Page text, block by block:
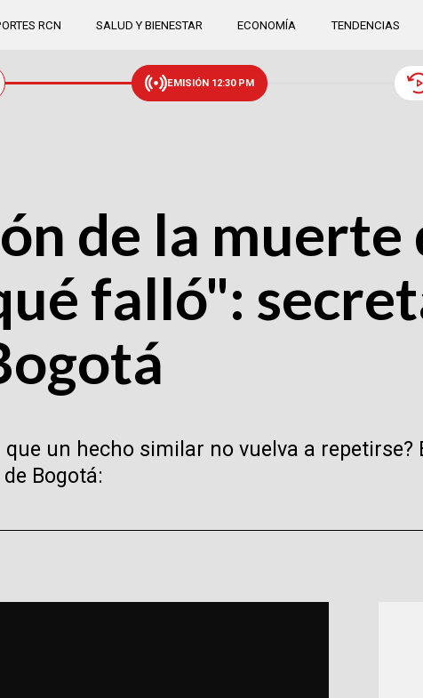
RCN SALUD Y BIENESTAR ECONOMÍA TENDENCIAS
EMISIÓN 12:30 PM
de la muerte
falló":
un hecho similar no vuelva a repetirse?
Bogotá: